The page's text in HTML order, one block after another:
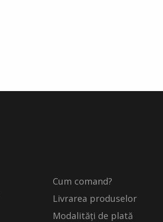
Cum comand?
Livrarea produselor
Modalități de plată